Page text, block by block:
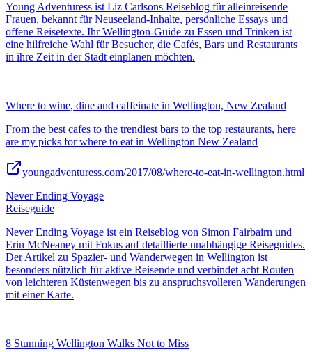
Young Adventuress ist Liz Carlsons Reiseblog für alleinreisende
Frauen, bekannt für Neuseeland-Inhalte, persönliche Essays und
offene Reisetexte. Ihr Wellington-Guide zu Essen und Trinken ist
eine hilfreiche Wahl für Besucher, die Cafés, Bars und Restaurants
in ihre Zeit in der Stadt einplanen möchten.
Where to wine, dine and caffeinate in Wellington, New Zealand
From the best cafes to the trendiest bars to the top restaurants, here
are my picks for where to eat in Wellington New Zealand
youngadventuress.com/2017/08/where-to-eat-in-wellington.html
Never Ending Voyage
Reiseguide
Never Ending Voyage ist ein Reiseblog von Simon Fairbairn und
Erin McNeaney mit Fokus auf detaillierte unabhängige Reiseguides.
Der Artikel zu Spazier- und Wanderwegen in Wellington ist
besonders nützlich für aktive Reisende und verbindet acht Routen
von leichteren Küstenwegen bis zu anspruchsvolleren Wanderungen
mit einer Karte.
8 Stunning Wellington Walks Not to Miss